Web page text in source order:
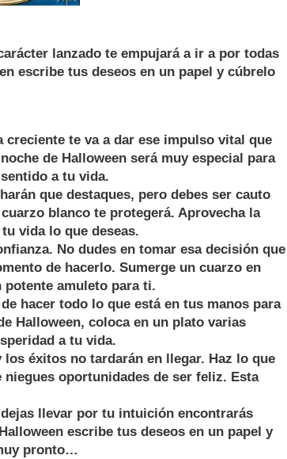
lanzado te empujará a ir a por todas
escribe tus deseos en un papel y cúbrelo
creciente te va a dar ese impulso vital que
de Halloween será muy especial para
a tu vida.
que destaques, pero debes ser cauto
blanco te protegerá. Aprovecha la
vida lo que deseas.
No dudes en tomar esa decisión que
de hacerlo. Sumerge un cuarzo en
potente amuleto para ti.
hacer todo lo que está en tus manos para
Halloween, coloca en un plato varias
a tu vida.
los éxitos no tardarán en llegar. Haz lo que
oportunidades de ser feliz. Esta
llevar por tu intuición encontrarás
escribe tus deseos en un papel y
pronto…